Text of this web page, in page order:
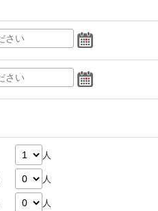
人
人
人